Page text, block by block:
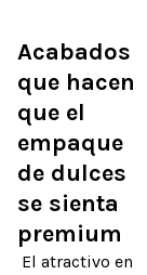
Acabados
que hacen
que el
empaque
de dulces
se sienta
premium